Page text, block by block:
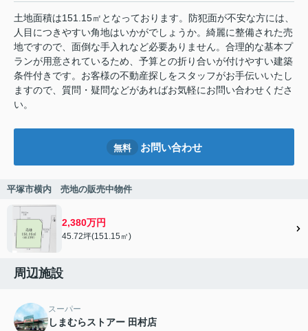
土地面積は151.15㎡となっております。防犯面が不安な方には、
人目につきやすい角地はいかがでしょうか。綺麗に整備された売
地ですので、面倒な手入れなど必要ありません。合理的な基本プ
ランが用意されているため、予算との折り合いが付けやすい建築
条件付きです。お客様の不動産探しをスタッフがお手伝いいたし
ますので、質問・疑問などがあればお気軽にお問い合わせくださ
い。
無料 お問い合わせ
平塚市横内 売地の販売中物件
2,380万円
45.72坪(151.15㎡)
周辺施設
スーパー
しまむらストアー 田村店